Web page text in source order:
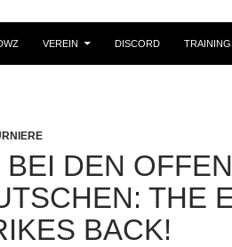
VEREIN DISCORD
BEI DEN
THE
BACK!